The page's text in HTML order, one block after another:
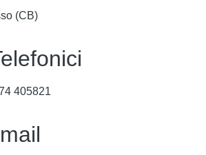
(CB)
405821